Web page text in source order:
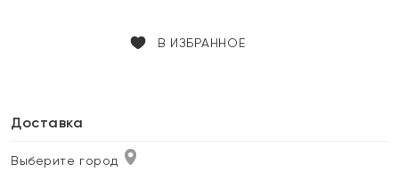
В ИЗБРАННОЕ
Доставка
Выберите город